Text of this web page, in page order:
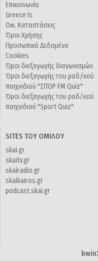
Επικοινωνία
Greece Is
Οικ. Καταστάσεις
Όροι Χρήσης
Προσωπικά Δεδομένα
Cookies
Όροι διεξαγωγής διαγωνισμών
Όροι διεξαγωγής του ραδ/κού
παιχνιδιού "ΣΠΟΡ FM Quiz"
Όροι διεξαγωγής του ραδ/κού
παιχνιδιού "Sport Quiz"
SITES ΤΟΥ ΟΜΙΛΟΥ
skai.gr
skaitv.gr
skairadio.gr
skaikairos.gr
podcast.skai.gr